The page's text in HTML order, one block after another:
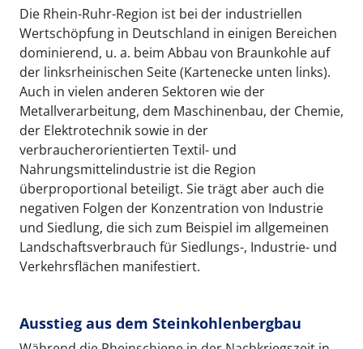
Die Rhein-Ruhr-Region ist bei der industriellen
Wertschöpfung in Deutschland in einigen Bereichen
dominierend, u. a. beim Abbau von Braunkohle auf
der linksrheinischen Seite (Kartenecke unten links).
Auch in vielen anderen Sektoren wie der
Metallverarbeitung, dem Maschinenbau, der Chemie,
der Elektrotechnik sowie in der
verbraucherorientierten Textil- und
Nahrungsmittelindustrie ist die Region
überproportional beteiligt. Sie trägt aber auch die
negativen Folgen der Konzentration von Industrie
und Siedlung, die sich zum Beispiel im allgemeinen
Landschaftsverbrauch für Siedlungs-, Industrie- und
Verkehrsflächen manifestiert.
Ausstieg aus dem Steinkohlenbergbau